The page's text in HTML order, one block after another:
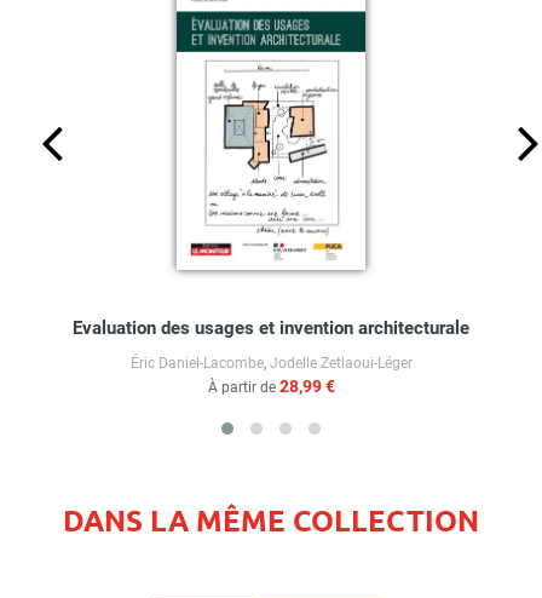
Evaluation des usages et invention architecturale
Éric Daniel-Lacombe, Jodelle Zetlaoui-Léger
À partir de 28,99 €
DANS LA MÊME COLLECTION